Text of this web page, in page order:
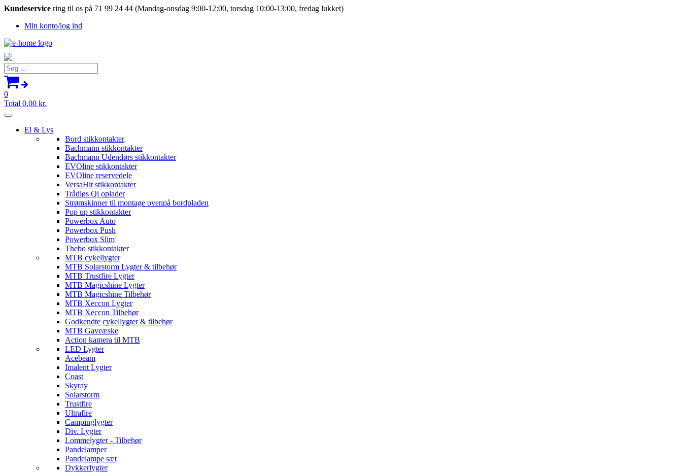
Kundeservice ring til os på 71 99 24 44 (Mandag-onsdag 9:00-12:00, torsdag 10:00-13:00, fredag lukket)
Min konto/log ind
Søg
efter:
0
Total 0,00 kr.
El & Lys
Bord stikkontakter
Bachmann stikkontakter
Bachmann Udendørs stikkontakter
EVOline stikkontakter
EVOline reservedele
VersaHit stikkontakter
Trådløs Qi oplader
Strømskinner til montage ovenpå bordpladen
Pop up stikkontakter
Powerbox Auto
Powerbox Push
Powerbox Slim
Thebo stikkontakter
MTB cykellygter
MTB Solarstorm Lygter & tilbehør
MTB Trustfire Lygter
MTB Magicshine Lygter
MTB Magicshine Tilbehør
MTB Xeccon Lygter
MTB Xeccon Tilbehør
Godkendte cykellygter & tilbehør
MTB Gaveæske
Action kamera til MTB
LED Lygter
Acebeam
Imalent Lygter
Coast
Skyray
Solarstorm
Trustfire
Ultrafire
Campinglygter
Div. Lygter
Lommelygter - Tilbehør
Pandelamper
Pandelampe sæt
Dykkerlygter